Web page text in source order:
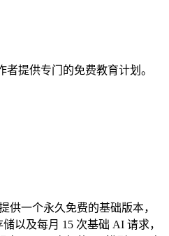
提供专门的免费教育计划。
供一个永久免费的基础版本，
以及每月 15 次基础 AI 请求，